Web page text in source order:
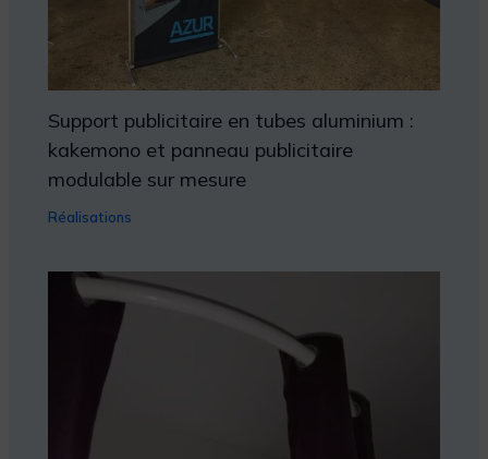
Support publicitaire en tubes aluminium :
kakemono et panneau publicitaire
modulable sur mesure
Réalisations